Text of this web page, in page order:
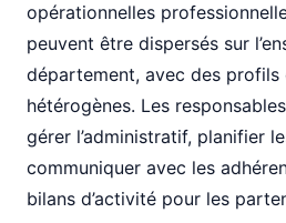
opérationnelles
peuvent être dispersés sur
département, avec des
hétérogènes. Les
gérer l’administratif, planifier
communiquer avec les
bilans d’activité pour les